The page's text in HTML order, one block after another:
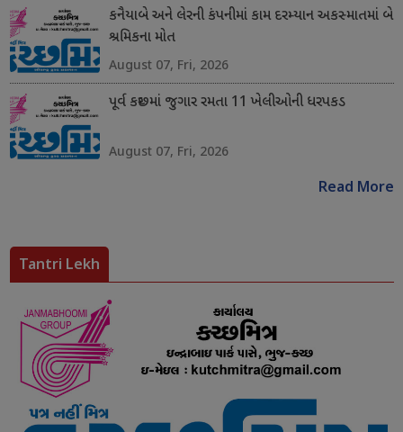
કનૈયાબે અને લેરની કંપનીમાં કામ દરમ્યાન અકસ્માતમાં બે
શ્રમિકના મોત
August 07, Fri, 2026
પૂર્વ કચ્છમાં જુગાર રમતા 11 ખેલીઓની ધરપકડ
August 07, Fri, 2026
Read More
Tantri Lekh